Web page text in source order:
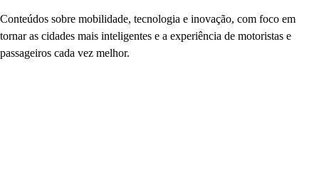
Conteúdos sobre mobilidade, tecnologia e inovação, com foco em
tornar as cidades mais inteligentes e a experiência de motoristas e
passageiros cada vez melhor.